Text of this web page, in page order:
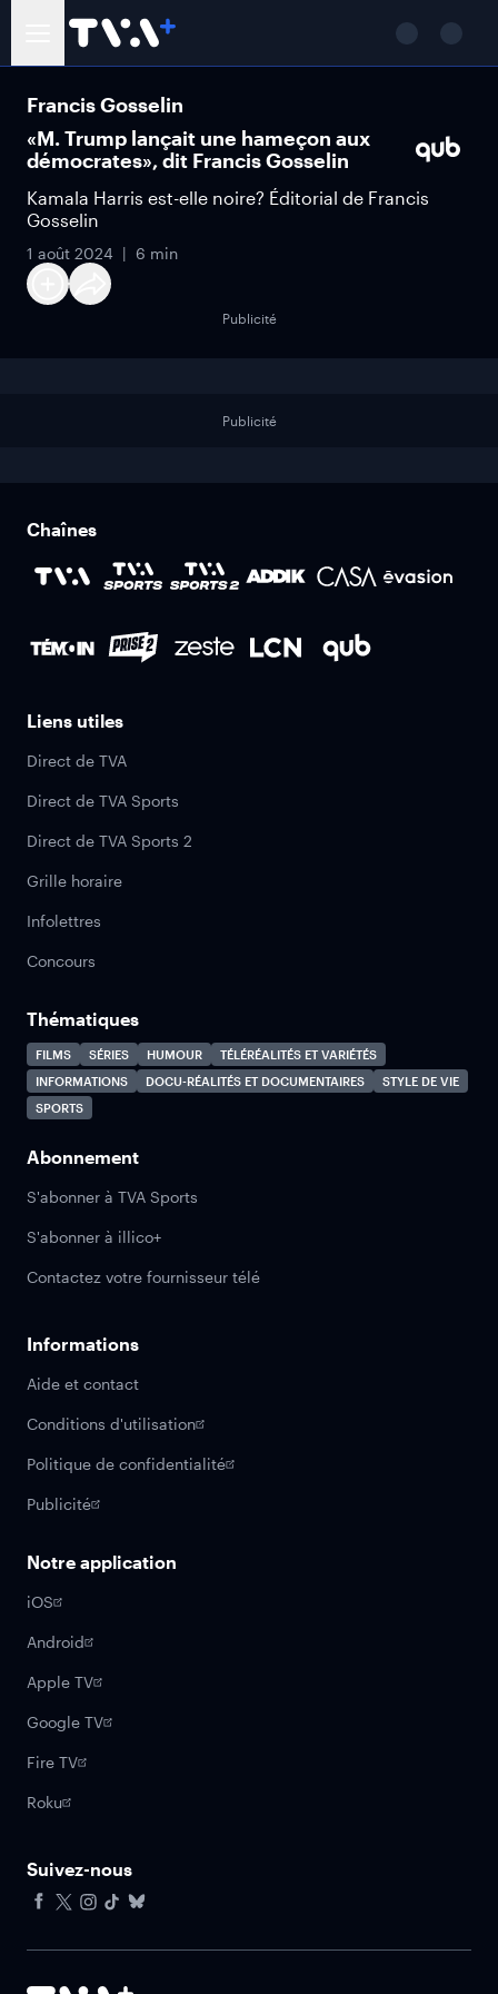
Francis Gosselin
«M. Trump lançait une hameçon aux
démocrates», dit Francis Gosselin
Kamala Harris est-elle noire? Éditorial de Francis
Gosselin
1 août 2024 6 min
Publicité
Publicité
Chaînes
Liens utiles
Direct de TVA
Direct de TVA Sports
Direct de TVA Sports 2
Grille horaire
Infolettres
Concours
Thématiques
FILMS SÉRIES HUMOUR
TÉLÉRÉALITÉS ET VARIÉTÉS
INFORMATIONS
DOCU-RÉALITÉS ET DOCUMENTAIRES
STYLE DE VIE
SPORTS
Abonnement
S'abonner à TVA Sports
S'abonner à illico+
Contactez votre fournisseur télé
Informations
Aide et contact
Conditions d'utilisation
Politique de confidentialité
Publicité
Notre application
iOS
Android
Apple TV
Google TV
Fire TV
Roku
Suivez-nous